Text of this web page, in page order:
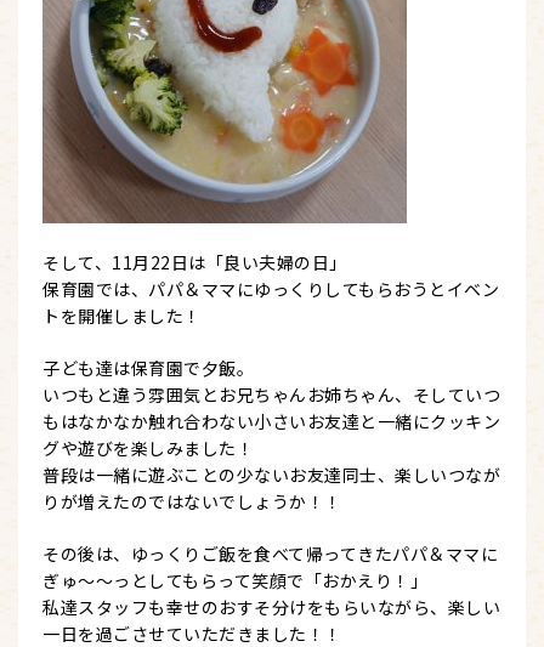
そして、11月22日は「良い夫婦の日」
保育園では、パパ＆ママにゆっくりしてもらおうとイベン
トを開催しました！
子ども達は保育園で夕飯。
いつもと違う雰囲気とお兄ちゃんお姉ちゃん、そしていつ
もはなかなか触れ合わない小さいお友達と一緒にクッキン
グや遊びを楽しみました！
普段は一緒に遊ぶことの少ないお友達同士、楽しいつなが
りが増えたのではないでしょうか！！
その後は、ゆっくりご飯を食べて帰ってきたパパ＆ママに
ぎゅ～～っとしてもらって笑顔で「おかえり！」
私達スタッフも幸せのおすそ分けをもらいながら、楽しい
一日を過ごさせていただきました！！